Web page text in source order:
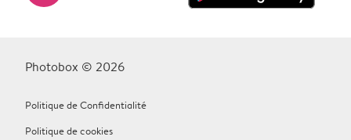
Photobox © 2026
Politique de Confidentialité
Politique de cookies